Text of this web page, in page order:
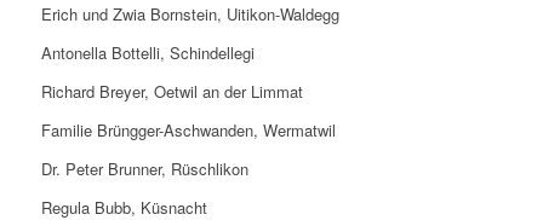
Erich und Zwia Bornstein, Uitikon-Waldegg
Antonella Bottelli, Schindellegi
Richard Breyer, Oetwil an der Limmat
Familie Brüngger-Aschwanden, Wermatwil
Dr. Peter Brunner, Rüschlikon
Regula Bubb, Küsnacht